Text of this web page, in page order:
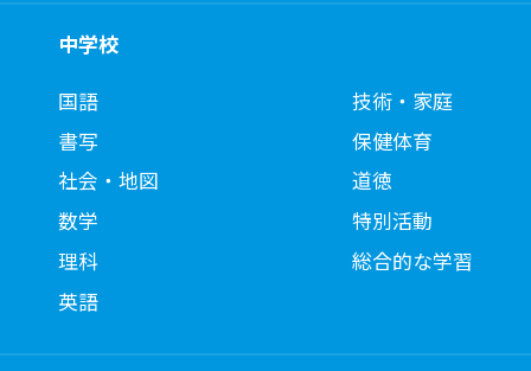
中学校
国語
書写
社会・地図
数学
理科
英語
技術・家庭
保健体育
道徳
特別活動
総合的な学習